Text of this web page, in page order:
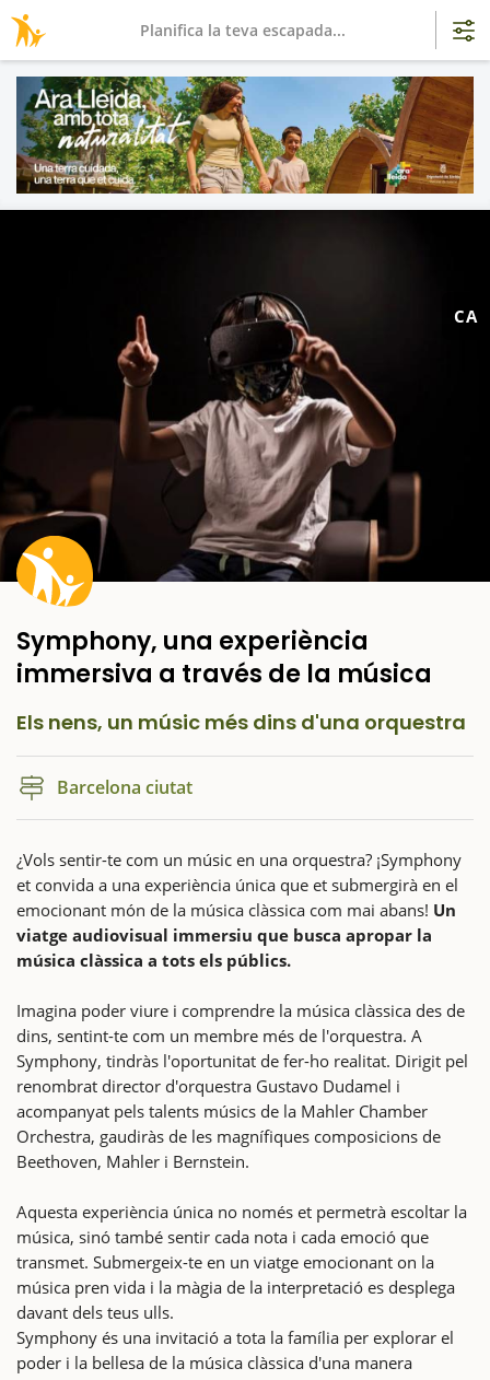
CA
Symphony, una experiència
immersiva a través de la música
Els nens, un músic més dins d'una orquestra
Barcelona ciutat
¿Vols sentir-te com un músic en una orquestra? ¡Symphony
et convida a una experiència única que et submergirà en el
emocionant món de la música clàssica com mai abans! Un
viatge audiovisual immersiu que busca apropar la
música clàssica a tots els públics.
Imagina poder viure i comprendre la música clàssica des de
dins, sentint-te com un membre més de l'orquestra. A
Symphony, tindràs l'oportunitat de fer-ho realitat. Dirigit pel
renombrat director d'orquestra Gustavo Dudamel i
acompanyat pels talents músics de la Mahler Chamber
Orchestra, gaudiràs de les magnífiques composicions de
Beethoven, Mahler i Bernstein.
Aquesta experiència única no només et permetrà escoltar la
música, sinó també sentir cada nota i cada emoció que
transmet. Submergeix-te en un viatge emocionant on la
música pren vida i la màgia de la interpretació es desplega
davant dels teus ulls.
Symphony és una invitació a tota la família per explorar el
poder i la bellesa de la música clàssica d'una manera
Planifica la teva escapada...